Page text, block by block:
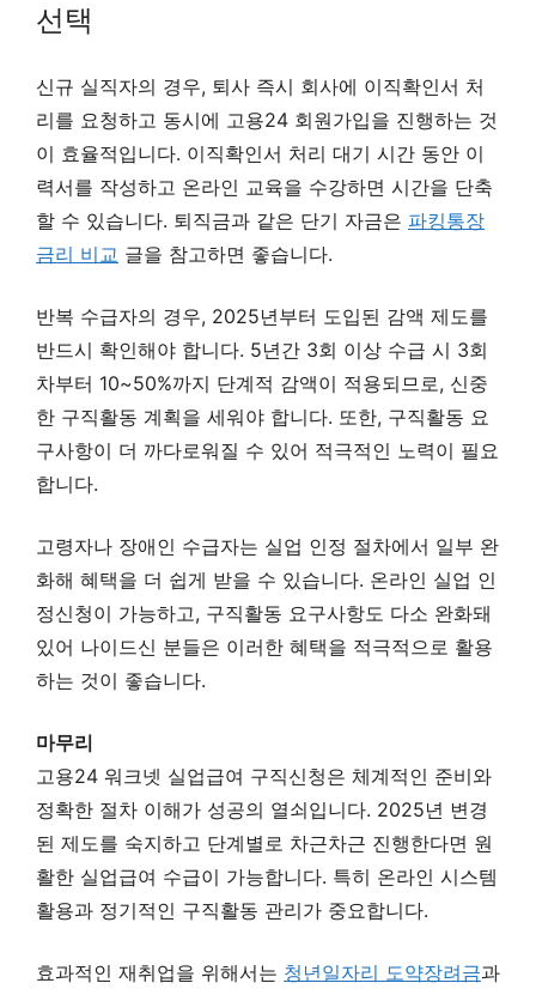
선택
신규 실직자의 경우, 퇴사 즉시 회사에 이직확인서 처
리를 요청하고 동시에 고용24 회원가입을 진행하는 것
이 효율적입니다. 이직확인서 처리 대기 시간 동안 이
력서를 작성하고 온라인 교육을 수강하면 시간을 단축
할 수 있습니다. 퇴직금과 같은 단기 자금은 파킹통장
금리 비교 글을 참고하면 좋습니다.
반복 수급자의 경우, 2025년부터 도입된 감액 제도를
반드시 확인해야 합니다. 5년간 3회 이상 수급 시 3회
차부터 10~50%까지 단계적 감액이 적용되므로, 신중
한 구직활동 계획을 세워야 합니다. 또한, 구직활동 요
구사항이 더 까다로워질 수 있어 적극적인 노력이 필요
합니다.
고령자나 장애인 수급자는 실업 인정 절차에서 일부 완
화해 혜택을 더 쉽게 받을 수 있습니다. 온라인 실업 인
정신청이 가능하고, 구직활동 요구사항도 다소 완화돼
있어 나이드신 분들은 이러한 혜택을 적극적으로 활용
하는 것이 좋습니다.
마무리
고용24 워크넷 실업급여 구직신청은 체계적인 준비와
정확한 절차 이해가 성공의 열쇠입니다. 2025년 변경
된 제도를 숙지하고 단계별로 차근차근 진행한다면 원
활한 실업급여 수급이 가능합니다. 특히 온라인 시스템
활용과 정기적인 구직활동 관리가 중요합니다.
효과적인 재취업을 위해서는 청년일자리 도약장려금과